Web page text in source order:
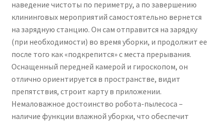
наведение чистоты по периметру, а по завершению
клининговых мероприятий самостоятельно вернется
на зарядную станцию. Он сам отправится на зарядку
(при необходимости) во время уборки, и продолжит ее
после того как «подкрепится» с места прерывания.
Оснащенный передней камерой и гироскопом, он
отлично ориентируется в пространстве, видит
препятствия, строит карту в приложении.
Немаловажное достоинство робота-пылесоса –
наличие функции влажной уборки, что обеспечит